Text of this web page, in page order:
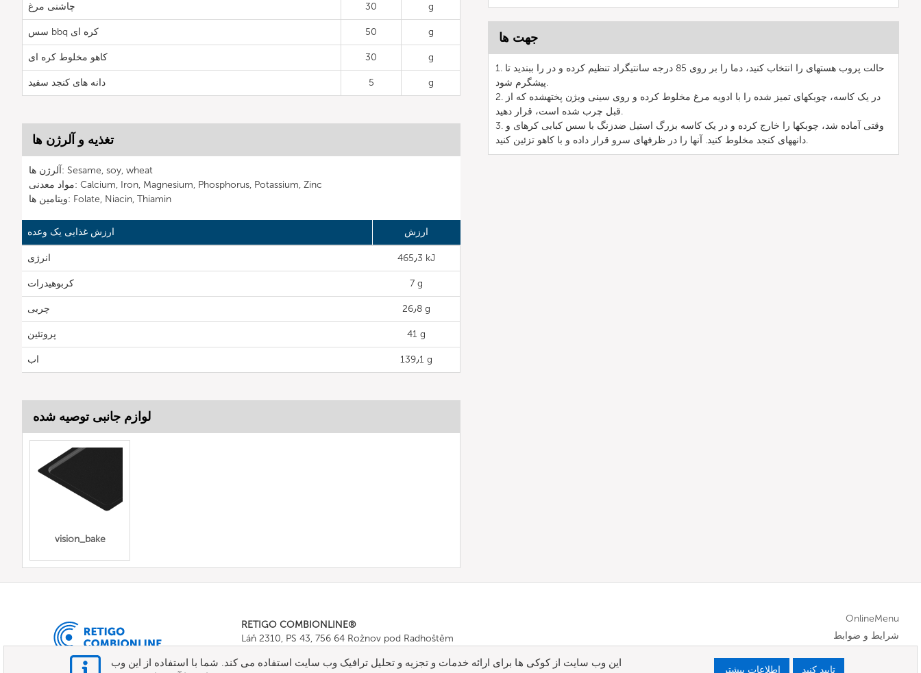
چاشنی مرغ 30 g
سس bbq کره ای 50 g
کاهو مخلوط کره ای 30 g
دانه های کنجد سفید 5 g
تغذیه و آلرژن ها
آلرژن ها: Sesame, soy, wheat
مواد معدنی: Calcium, Iron, Magnesium, Phosphorus, Potassium, Zinc
ویتامین ها: Folate, Niacin, Thiamin
ارزش غذایی یک وعده ارزش
انرژی 465٫3 kJ
کربوهیدرات 7 g
چربی 26٫8 g
پروتئین 41 g
اب 139٫1 g
جهت ها
1. حالت پروب هستهای را انتخاب کنید، دما را بر روی 85 درجه سانتیگراد تنظیم کرده و در را ببندید تا
پیشگرم شود.
2. در یک کاسه، چوبکهای تمیز شده را با ادویه مرغ مخلوط کرده و روی سینی ویژن پختهشده که از
قبل چرب شده است، قرار دهید.
3. وقتی آماده شد، چوبکها را خارج کرده و در یک کاسه بزرگ استیل ضدزنگ با سس کبابی کرهای و
دانههای کنجد مخلوط کنید. آنها را در ظرفهای سرو قرار داده و با کاهو تزئین کنید.
لوازم جانبی توصیه شده
vision_bake
RETIGO COMBIONLINE®
Láň 2310, PS 43, 756 64 Rožnov pod Radhoštěm
E-mail:info@combionline.com
OnlineMenu
شرایط و ضوابط
این وب سایت از کوکی ها برای ارائه خدمات و تجزیه و تحلیل ترافیک وب سایت استفاده می کند. شما با استفاده از این وب
اطلاعات بیشتر تایید کنید